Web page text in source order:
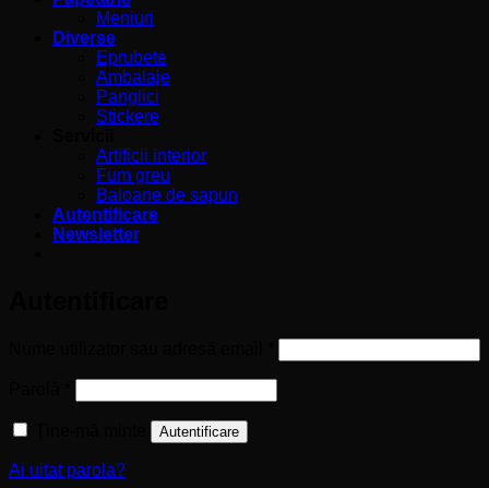
Meniuri
Diverse
Eprubete
Ambalaje
Panglici
Stickere
Artificii interior
Fum greu
Baloane de sapun
Autentificare
Newsletter
Autentificare
Ai uitat parola?